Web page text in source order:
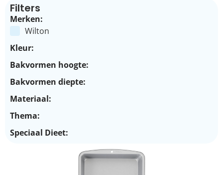
Filters
Merken:
Wilton
Kleur:
Bakvormen hoogte:
Bakvormen diepte:
Materiaal:
Thema:
Speciaal Dieet: